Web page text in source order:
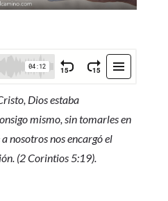
Dios estaba
mismo, sin tomarles en
nosotros nos encargó el
(2 Corintios 5:19).